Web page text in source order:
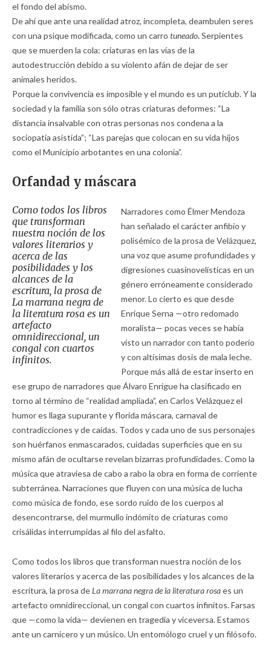
el fondo del abismo.
De ahí que ante una realidad atroz, incompleta, deambulen seres
con una psique modificada, como un carro tuneado.Serpientes
que se muerden la cola: criaturas en las vías de la
autodestrucción debido a su violento afán de dejar de ser
animales heridos.
Porque la convivencia es imposible y el mundo es un puticlub. Y la
sociedad y la familia son sólo otras criaturas deformes: “La
distancia insalvable con otras personas nos condena a la
sociopatía asistida”; “Las parejas que colocan en su vida hijos
como el Municipio arbotantes en una colonia”.
Orfandad y máscara
Como todos los libros
que transforman
nuestra noción de los
valores literarios y
acerca de las
posibilidades y los
alcances de la
escritura, la prosa de
La marrana negra de
la literatura rosa es un
artefacto
omnidireccional, un
congal con cuartos
infinitos.
Narradores como Élmer Mendoza
han señalado el carácter anfibio y
polisémico de la prosa de Velázquez,
una voz que asume profundidades y
digresiones cuasinovelísticas en un
género erróneamente considerado
menor. Lo cierto es que desde
Enrique Serna —otro redomado
moralista— pocas veces se había
visto un narrador con tanto poderío
y con altísimas dosis de mala leche.
Porque más allá de estar inserto en
ese grupo de narradores que Álvaro Enrigue ha clasificado en
torno al término de “realidad ampliada”, en Carlos Velázquez el
humor es llaga supurante y florida máscara, carnaval de
contradicciones y de caídas. Todos y cada uno de sus personajes
son huérfanos enmascarados, cuidadas superficies que en su
mismo afán de ocultarse revelan bizarras profundidades. Como la
música que atraviesa de cabo a rabo la obra en forma de corriente
subterránea. Narraciones que fluyen con una música de lucha
como música de fondo, ese sordo ruido de los cuerpos al
desencontrarse, del murmullo indómito de criaturas como
crisálidas interrumpidas al filo del asfalto.
Como todos los libros que transforman nuestra noción de los
valores literarios y acerca de las posibilidades y los alcances de la
escritura, la prosa deLa marrana negra de la literatura rosaes un
artefacto omnidireccional, un congal con cuartos infinitos. Farsas
que —como la vida— devienen en tragedia y viceversa. Estamos
ante un carnicero y un músico. Un entomólogo cruel y un filósofo.